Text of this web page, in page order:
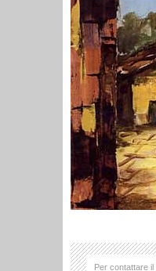
Per contattare